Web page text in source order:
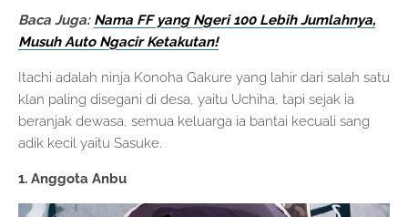
Baca Juga: Nama FF yang Ngeri 100 Lebih Jumlahnya,
Musuh Auto Ngacir Ketakutan!
Itachi adalah ninja Konoha Gakure yang lahir dari salah satu
klan paling disegani di desa, yaitu Uchiha, tapi sejak ia
beranjak dewasa, semua keluarga ia bantai kecuali sang
adik kecil yaitu Sasuke.
1. Anggota Anbu